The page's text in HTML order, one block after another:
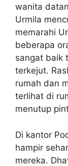
wanita
Urmila
memarahi
beberapa
sangat baik
terkejut.
rumah dan
terlihat di
menutup
Di kantor
hampir
mereka.